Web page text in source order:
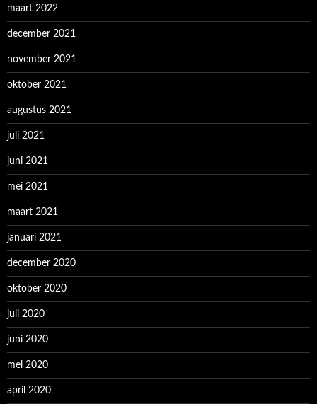
maart 2022
december 2021
november 2021
oktober 2021
augustus 2021
juli 2021
juni 2021
mei 2021
maart 2021
januari 2021
december 2020
oktober 2020
juli 2020
juni 2020
mei 2020
april 2020